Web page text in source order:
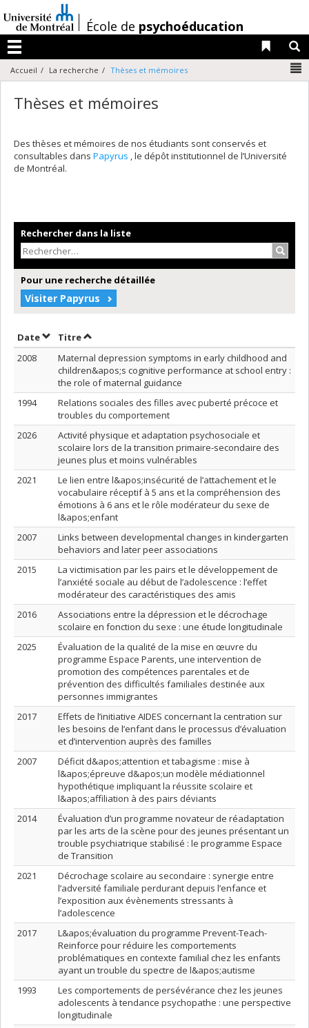
au
contenu
/École de psychoéducation
Menu
Liens
Accueil La recherche Thèses et mémoires
Thèses et mémoires
Des thèses et mémoires de nos étudiants sont conservés et
consultables dans Papyrus , le dépôt institutionnel de l’Université
de Montréal.
Rechercher dans la liste
Pour une recherche détaillée
Visiter Papyrus
DateTrier par date en ordre croissant
TitreTrier par titre en ordre croissant
2008
Maternal depression symptoms in early childhood and
children&apos;s cognitive performance at school entry :
the role of maternal guidance
1994
Relations sociales des filles avec puberté précoce et
troubles du comportement
2026
Activité physique et adaptation psychosociale et
scolaire lors de la transition primaire-secondaire des
jeunes plus et moins vulnérables
2021
Le lien entre l&apos;insécurité de l’attachement et le
vocabulaire réceptif à 5 ans et la compréhension des
émotions à 6 ans et le rôle modérateur du sexe de
l&apos;enfant
2007
Links between developmental changes in kindergarten
behaviors and later peer associations
2015
La victimisation par les pairs et le développement de
l’anxiété sociale au début de l’adolescence : l’effet
modérateur des caractéristiques des amis
2016
Associations entre la dépression et le décrochage
scolaire en fonction du sexe : une étude longitudinale
2025
Évaluation de la qualité de la mise en œuvre du
programme Espace Parents, une intervention de
promotion des compétences parentales et de
prévention des difficultés familiales destinée aux
personnes immigrantes
2017
Effets de l’initiative AIDES concernant la centration sur
les besoins de l’enfant dans le processus d’évaluation
et d’intervention auprès des familles
2007
Déficit d&apos;attention et tabagisme : mise à
l&apos;épreuve d&apos;un modèle médiationnel
hypothétique impliquant la réussite scolaire et
l&apos;affiliation à des pairs déviants
2014
Évaluation d’un programme novateur de réadaptation
par les arts de la scène pour des jeunes présentant un
trouble psychiatrique stabilisé : le programme Espace
de Transition
2021
Décrochage scolaire au secondaire : synergie entre
l’adversité familiale perdurant depuis l’enfance et
l’exposition aux évènements stressants à
l’adolescence
2017
L&apos;évaluation du programme Prevent-Teach-
Reinforce pour réduire les comportements
problématiques en contexte familial chez les enfants
ayant un trouble du spectre de l&apos;autisme
1993
Les comportements de persévérance chez les jeunes
adolescents à tendance psychopathe : une perspective
longitudinale